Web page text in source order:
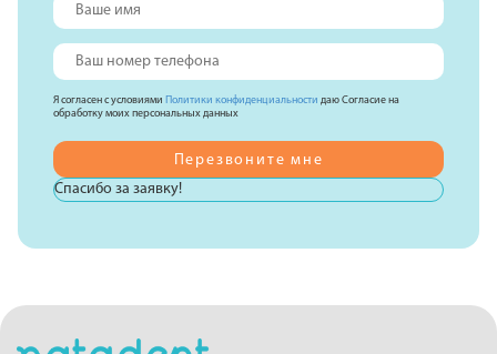
Я согласен с условиями Политики конфиденциальности даю Согласие на
обработку моих персональных данных
Спасибо за заявку!